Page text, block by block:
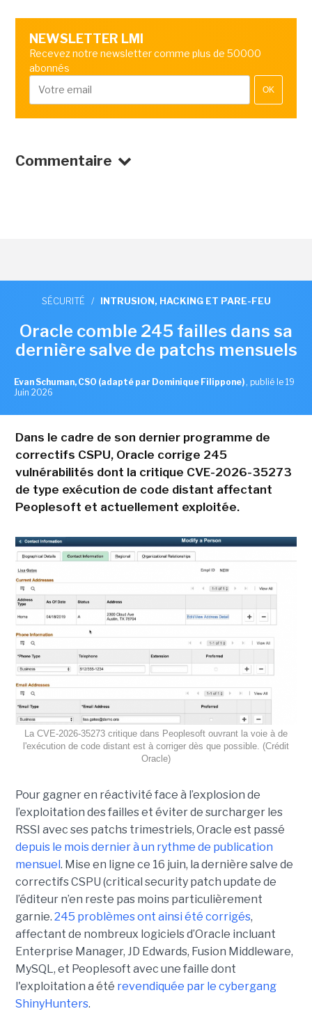
NEWSLETTER LMI
Recevez notre newsletter comme plus de 50000
abonnés
OK
Commentaire
SÉCURITÉ / INTRUSION, HACKING ET PARE-FEU
Oracle comble 245 failles dans sa
dernière salve de patchs mensuels
Evan Schuman, CSO (adapté par Dominique Filippone) , publié le 19
Juin 2026
Dans le cadre de son dernier programme de
correctifs CSPU, Oracle corrige 245
vulnérabilités dont la critique CVE-2026-35273
de type exécution de code distant affectant
Peoplesoft et actuellement exploitée.
La CVE-2026-35273 critique dans Peoplesoft ouvrant la voie à de
l'exécution de code distant est à corriger dès que possible. (Crédit
Oracle)
Pour gagner en réactivité face à l’explosion de
l’exploitation des failles et éviter de surcharger les
RSSI avec ses patchs trimestriels, Oracle est passé
depuis le mois dernier à un rythme de publication
mensuel. Mise en ligne ce 16 juin, la dernière salve de
correctifs CSPU (critical security patch update de
l’éditeur n’en reste pas moins particulièrement
garnie. 245 problèmes ont ainsi été corrigés,
affectant de nombreux logiciels d’Oracle incluant
Enterprise Manager, JD Edwards, Fusion Middleware,
MySQL, et Peoplesoft avec une faille dont
l'exploitation a été revendiquée par le cybergang
ShinyHunters.